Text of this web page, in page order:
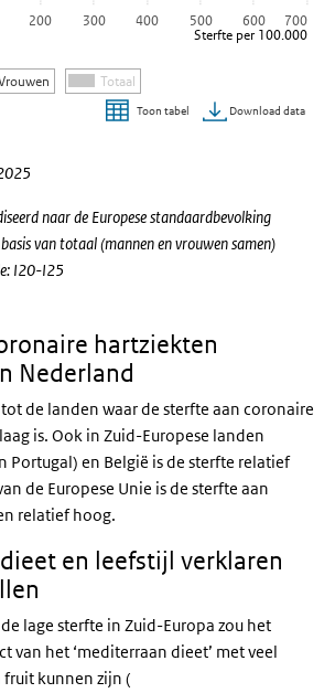
Sterfte per 100.000
Totaal
200 300 400 500 600 700
Toon tabel Download data
link)
naar de Europese standaardbevolking
van totaal (mannen en vrouwen samen)
I20-I25
hartziekten
Nederland
de landen waar de sterfte aan coronaire
is. Ook in Zuid-Europese landen
Portugal) en België is de sterfte relatief
de Europese Unie is de sterfte aan
relatief hoog.
en leefstijl verklaren
lage sterfte in Zuid-Europa zou het
van het ‘mediterraan dieet’ met veel
kunnen zijn (